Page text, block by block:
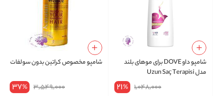
شامپو داو DOVE برای موهای بلند
مدل Uzun Saç Terapisi
1,048,000
21%
شامپو مخصوص کراتین بدون سولفات
3,549,000
37%